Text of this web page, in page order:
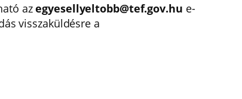
azegyesellyeltobb@tef.gov.hu e-
visszaküldésre a